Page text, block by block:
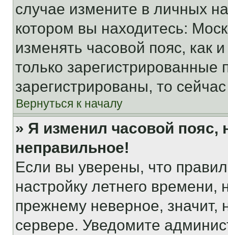
случае измените в личных
котором вы находитесь:
изменять часовой пояс, как
только
зарегистрированы, то
Вернуться к началу
» Я изменил часовой пояс,
неправильное!
Если вы уверены, что
настройку летнего
прежнему неверное, значит,
сервере. Уведомите